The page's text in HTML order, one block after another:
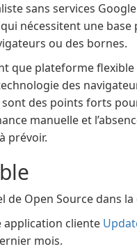
sans services
nécessitent une
ou des bornes.
que plateforme
des
des points forts
manuelle et
prévoir.
de Open Source dans
application cliente
mois.